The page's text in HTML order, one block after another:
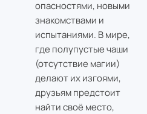
опасностями, новыми
знакомствами и
испытаниями. В мире,
где полупустые чаши
(отсутствие магии)
делают их изгоями,
друзьям предстоит
найти своё место,